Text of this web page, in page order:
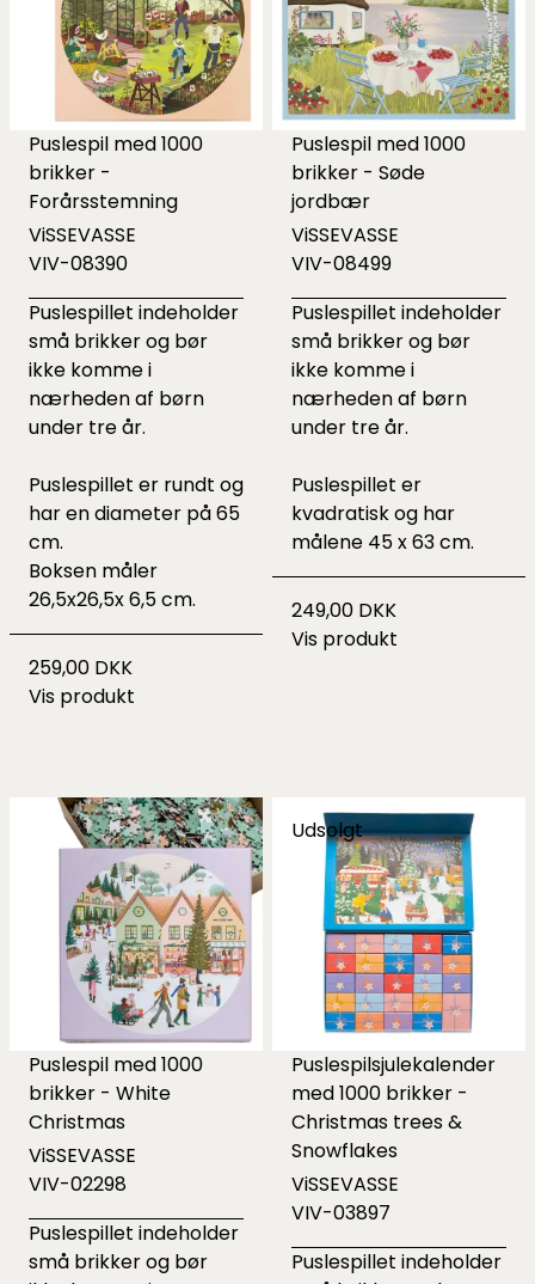
Puslespil med 1000
brikker -
Forårsstemning
ViSSEVASSE
VIV-08390
Puslespillet indeholder
små brikker og bør
ikke komme i
nærheden af børn
under tre år.
Puslespillet er rundt og
har en diameter på 65
cm.
Boksen måler
26,5x26,5x 6,5 cm.
259,00 DKK
Vis produkt
Puslespil med 1000
brikker - Søde
jordbær
ViSSEVASSE
VIV-08499
Puslespillet indeholder
små brikker og bør
ikke komme i
nærheden af børn
under tre år.
Puslespillet er
kvadratisk og har
målene 45 x 63 cm.
249,00 DKK
Vis produkt
Puslespil med 1000
brikker - White
Christmas
ViSSEVASSE
VIV-02298
Puslespillet indeholder
små brikker og bør
Udsolgt
Puslespilsjulekalender
med 1000 brikker -
Christmas trees &
Snowflakes
ViSSEVASSE
VIV-03897
Puslespillet indeholder